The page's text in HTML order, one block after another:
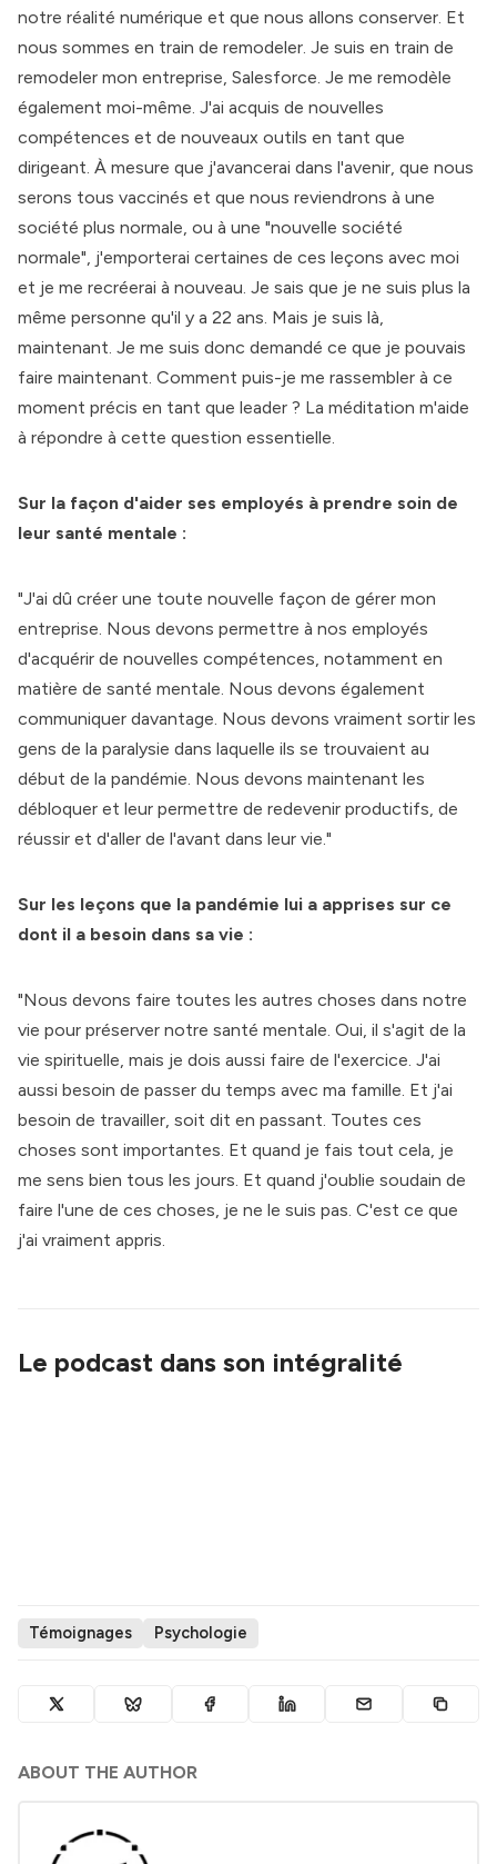
notre réalité numérique et que nous allons conserver. Et
nous sommes en train de remodeler. Je suis en train de
remodeler mon entreprise, Salesforce. Je me remodèle
également moi-même. J'ai acquis de nouvelles
compétences et de nouveaux outils en tant que
dirigeant. À mesure que j'avancerai dans l'avenir, que nous
serons tous vaccinés et que nous reviendrons à une
société plus normale, ou à une "nouvelle société
normale", j'emporterai certaines de ces leçons avec moi
et je me recréerai à nouveau. Je sais que je ne suis plus la
même personne qu'il y a 22 ans. Mais je suis là,
maintenant. Je me suis donc demandé ce que je pouvais
faire maintenant. Comment puis-je me rassembler à ce
moment précis en tant que leader ? La méditation m'aide
à répondre à cette question essentielle.
Sur la façon d'aider ses employés à prendre soin de
leur santé mentale :
"J'ai dû créer une toute nouvelle façon de gérer mon
entreprise. Nous devons permettre à nos employés
d'acquérir de nouvelles compétences, notamment en
matière de santé mentale. Nous devons également
communiquer davantage. Nous devons vraiment sortir les
gens de la paralysie dans laquelle ils se trouvaient au
début de la pandémie. Nous devons maintenant les
débloquer et leur permettre de redevenir productifs, de
réussir et d'aller de l'avant dans leur vie."
Sur les leçons que la pandémie lui a apprises sur ce
dont il a besoin dans sa vie :
"Nous devons faire toutes les autres choses dans notre
vie pour préserver notre santé mentale. Oui, il s'agit de la
vie spirituelle, mais je dois aussi faire de l'exercice. J'ai
aussi besoin de passer du temps avec ma famille. Et j'ai
besoin de travailler, soit dit en passant. Toutes ces
choses sont importantes. Et quand je fais tout cela, je
me sens bien tous les jours. Et quand j'oublie soudain de
faire l'une de ces choses, je ne le suis pas. C'est ce que
j'ai vraiment appris.
Le podcast dans son intégralité
Témoignages Psychologie
ABOUT THE AUTHOR